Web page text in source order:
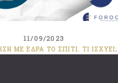
11/09/2023
ΜΕ ΈΔΡΑ ΤΟ ΣΠΊΤΙ. ΤΙ ΙΣΧΎΕΙ;